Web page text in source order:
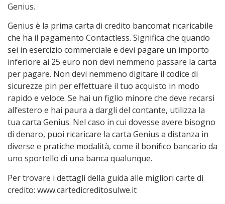
Genius.
Genius è la prima carta di credito bancomat ricaricabile
che ha il pagamento Contactless. Significa che quando
sei in esercizio commerciale e devi pagare un importo
inferiore ai 25 euro non devi nemmeno passare la carta
per pagare. Non devi nemmeno digitare il codice di
sicurezze pin per effettuare il tuo acquisto in modo
rapido e veloce. Se hai un figlio minore che deve recarsi
all’estero e hai paura a dargli del contante, utilizza la
tua carta Genius. Nel caso in cui dovesse avere bisogno
di denaro, puoi ricaricare la carta Genius a distanza in
diverse e pratiche modalità, come il bonifico bancario da
uno sportello di una banca qualunque.
Per trovare i dettagli della guida alle migliori carte di
credito: www.cartedicreditosulwe.it